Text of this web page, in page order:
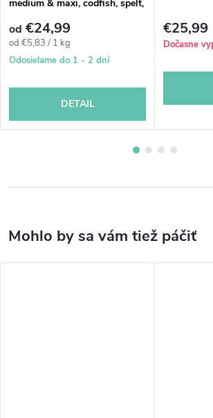
medium & maxi, codfish, spelt,
od €24,99
Jednotková
cena:
od €5,83 / 1 kg
Odosielame do 1 - 2 dní
DETAIL
€25,99
Dočasne